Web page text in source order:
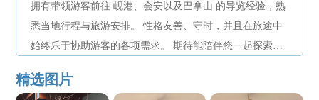
拥有带领游客前往 岘港、会安以及巴拿山 的导览经验，熟
悉当地行程与旅游安排。 性格友善、守时，并且在旅途中
始终乐于协助游客的各项需求。 期待能陪伴您一起探索越
精选图片